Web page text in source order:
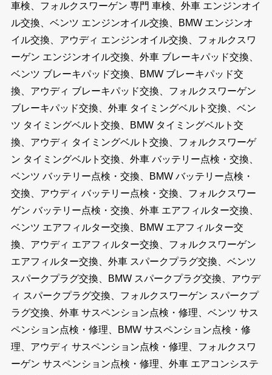
車検、フォルクスワーゲン 専門 車検、外車 エンジンオイ
ル交換、ベンツ エンジンオイル交換、BMW エンジンオ
イル交換、アウディ エンジンオイル交換、フォルクスワ
ーゲン エンジンオイル交換、外車 ブレーキパッド交換、
ベンツ ブレーキパッド交換、BMW ブレーキパッド交
換、アウディ ブレーキパッド交換、フォルクスワーゲン
ブレーキパッド交換、外車 タイミングベルト交換、ベン
ツ タイミングベルト交換、BMW タイミングベルト交
換、アウディ タイミングベルト交換、フォルクスワーゲ
ン タイミングベルト交換、外車 バッテリー点検・交換、
ベンツ バッテリー点検・交換、BMW バッテリー点検・
交換、アウディ バッテリー点検・交換、フォルクスワー
ゲン バッテリー点検・交換、外車 エアフィルター交換、
ベンツ エアフィルター交換、BMW エアフィルター交
換、アウディ エアフィルター交換、フォルクスワーゲン
エアフィルター交換、外車 スパークプラグ交換、ベンツ
スパークプラグ交換、BMW スパークプラグ交換、アウデ
ィ スパークプラグ交換、フォルクスワーゲン スパークプ
ラグ交換、外車 サスペンション点検・修理、ベンツ サス
ペンション点検・修理、BMW サスペンション点検・修
理、アウディ サスペンション点検・修理、フォルクスワ
ーゲン サスペンション点検・修理、外車 エアコンシステ